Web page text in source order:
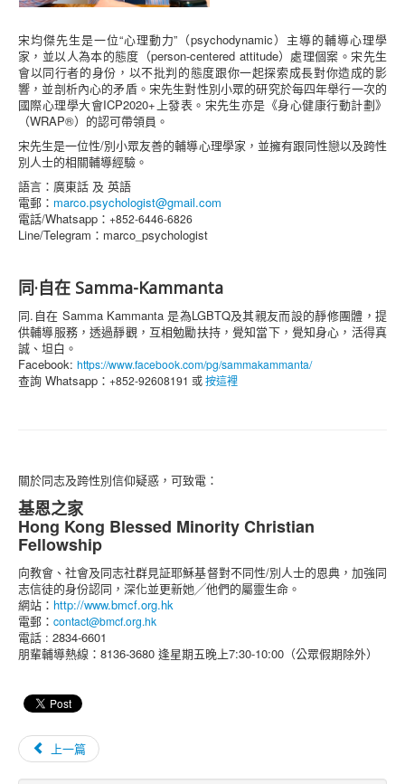
宋均傑先生是一位“心理動力”（psychodynamic）主導的輔導心理學
家，並以人為本的態度（person-centered attitude）處理個案。宋先生
會以同行者的身份，以不批判的態度跟你一起探索成長對你造成的影
響，並剖析內心的矛盾。宋先生對性別小眾的研究於每四年舉行一次的
國際心理學大會ICP2020+上發表。宋先生亦是《身心健康行動計劃》
（WRAP®）的認可帶領員。
宋先生是一位性/別小眾友善的輔導心理學家，並擁有跟同性戀以及跨性
別人士的相關輔導經驗。
語言：廣東話 及 英語
電郵： marco.psychologist@gmail.com
電話/Whatsapp： +852-6446-6826
Line/Telegram：marco_psychologist
同·自在 Samma-Kammanta
同.自在 Samma Kammanta 是為LGBTQ及其親友而設的靜修團體，提
供輔導服務，透過靜觀，互相勉勵扶持，覺知當下，覺知身心，活得真
誠、坦白。
Facebook: https://www.facebook.com/pg/sammakammanta/
查詢 Whatsapp： +852-92608191 或按這裡
關於同志及跨性別信仰疑惑，可致電：
基恩之家
Hong Kong Blessed Minority Christian
Fellowship
向教會、社會及同志社群見証耶穌基督對不同性/別人士的恩典，加強同
志信徒的身份認同，深化並更新她╱他們的屬靈生命。
網站： http://www.bmcf.org.hk
電郵： contact@bmcf.org.hk
電話 : 2834-6601
朋輩輔導熱線：8136-3680 逢星期五晚上7:30-10:00（公眾假期除外）
上一篇